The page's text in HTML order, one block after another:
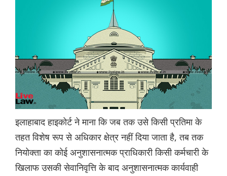
इलाहाबाद हाइकोर्ट ने माना कि जब तक उसे किसी प्रतिमा के
तहत विशेष रूप से अधिकार क्षेत्र नहीं दिया जाता है, तब तक
नियोक्ता का कोई अनुशासनात्मक प्राधिकारी किसी कर्मचारी के
खिलाफ उसकी सेवानिवृत्ति के बाद अनुशासनात्मक कार्यवाही